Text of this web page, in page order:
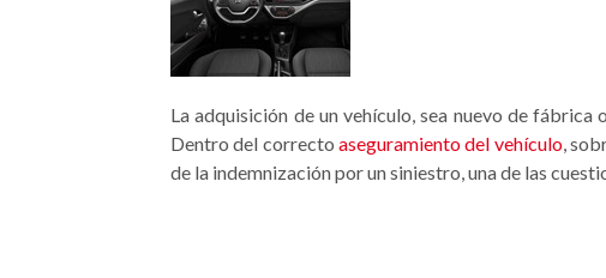
La adquisición de un vehículo, sea nuevo de
Dentro del correcto aseguramiento del vehículo,
de la indemnización por un siniestro, una de las